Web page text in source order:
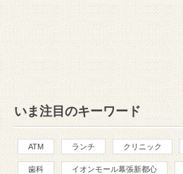
いま注目のキーワード
ATM ランチ クリニック
歯科 イオンモール幕張新都心